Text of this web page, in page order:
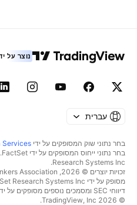
נוצר על
עברית
בחר נתוני שוק המסופקים על ידי Services
Research Systems Inc.‏
מסופק על ידי FactSet Research Systems Inc. כל הזכויות שמורות.
דיווחי SEC ומסמכים נוספים מסופקים על ידי
© 2026 ‏TradingView, Inc.‏